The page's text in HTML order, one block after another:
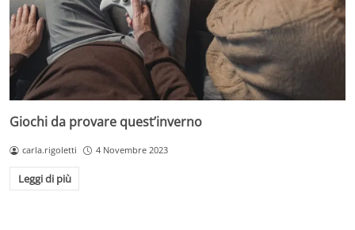
Giochi da provare quest’inverno
carla.rigoletti 4 Novembre 2023
Leggi di più